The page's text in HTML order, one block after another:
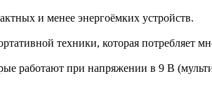
и менее энергоёмких устройств.
техники, которая потребляет
работают при напряжении в 9 В